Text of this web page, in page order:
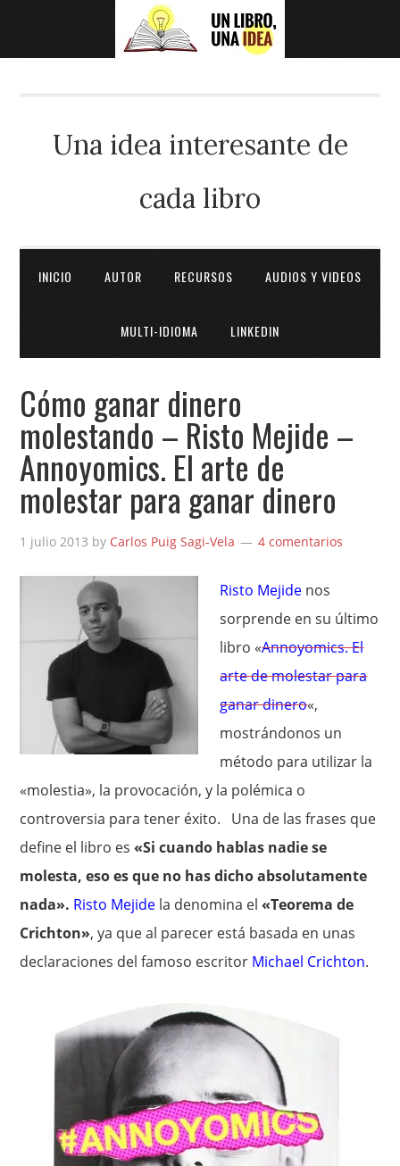
Una idea interesante de
cada libro
INICIO AUTOR RECURSOS AUDIOS Y VIDEOS
MULTI-IDIOMA LINKEDIN
Cómo ganar dinero
molestando – Risto Mejide –
Annoyomics. El arte de
molestar para ganar dinero
1 julio 2013 by Carlos Puig Sagi-Vela 4 comentarios
Risto Mejide nos
sorprende en su último
libro «Annoyomics. El
arte de molestar para
ganar dinero«,
mostrándonos un
método para utilizar la
«molestia», la provocación, y la polémica o
controversia para tener éxito. Una de las frases que
define el libro es«Si cuando hablas nadie se
molesta, eso es que no has dicho absolutamente
nada». Risto Mejide la denomina el«Teorema de
Crichton», ya que al parecer está basada en unas
declaraciones del famoso escritor Michael Crichton.